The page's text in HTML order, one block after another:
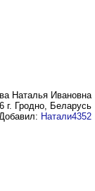
Наталья Ивановна
Гродно, Беларусь
Натали4352